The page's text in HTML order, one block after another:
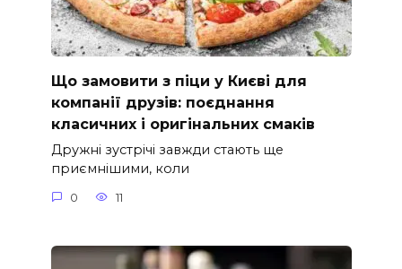
Що замовити з піци у Києві для
компанії друзів: поєднання
класичних і оригінальних смаків
Дружні зустрічі завжди стають ще
приємнішими, коли
0 11